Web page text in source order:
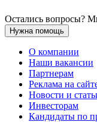
Остались вопросы?
Нужна помощь
О компании
Наши вакансии
Партнерам
Реклама на
Новости и
Инвесторам
Кандидаты по